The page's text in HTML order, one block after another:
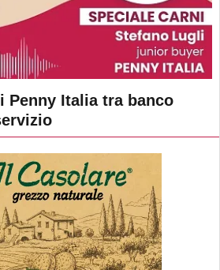
Penny Italia tra banco